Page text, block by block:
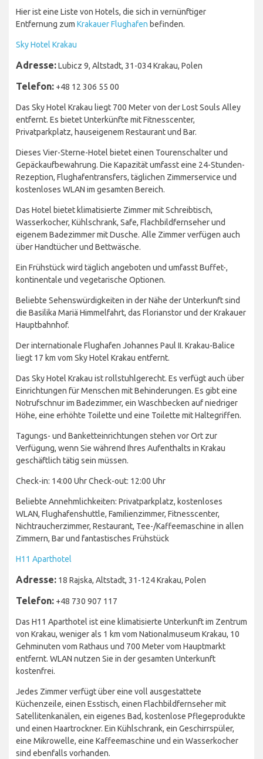
Hier ist eine Liste von Hotels, die sich in vernünftiger
Entfernung zum Krakauer Flughafen befinden.
Sky Hotel Krakau
Adresse:Lubicz 9, Altstadt, 31-034 Krakau, Polen
Telefon: +48 12 306 55 00
Das Sky Hotel Krakau liegt 700 Meter von der Lost Souls Alley
entfernt. Es bietet Unterkünfte mit Fitnesscenter,
Privatparkplatz, hauseigenem Restaurant und Bar.
Dieses Vier-Sterne-Hotel bietet einen Tourenschalter und
Gepäckaufbewahrung. Die Kapazität umfasst eine 24-Stunden-
Rezeption, Flughafentransfers, täglichen Zimmerservice und
kostenloses WLAN im gesamten Bereich.
Das Hotel bietet klimatisierte Zimmer mit Schreibtisch,
Wasserkocher, Kühlschrank, Safe, Flachbildfernseher und
eigenem Badezimmer mit Dusche. Alle Zimmer verfügen auch
über Handtücher und Bettwäsche.
Ein Frühstück wird täglich angeboten und umfasst Buffet-,
kontinentale und vegetarische Optionen.
Beliebte Sehenswürdigkeiten in der Nähe der Unterkunft sind
die Basilika Mariä Himmelfahrt, das Florianstor und der Krakauer
Hauptbahnhof.
Der internationale Flughafen Johannes Paul II. Krakau-Balice
liegt 17 km vom Sky Hotel Krakau entfernt.
Das Sky Hotel Krakau ist rollstuhlgerecht. Es verfügt auch über
Einrichtungen für Menschen mit Behinderungen. Es gibt eine
Notrufschnur im Badezimmer, ein Waschbecken auf niedriger
Höhe, eine erhöhte Toilette und eine Toilette mit Haltegriffen.
Tagungs- und Banketteinrichtungen stehen vor Ort zur
Verfügung, wenn Sie während Ihres Aufenthalts in Krakau
geschäftlich tätig sein müssen.
Check-in: 14:00 Uhr Check-out: 12:00 Uhr
Beliebte Annehmlichkeiten: Privatparkplatz, kostenloses
WLAN, Flughafenshuttle, Familienzimmer, Fitnesscenter,
Nichtraucherzimmer, Restaurant, Tee-/Kaffeemaschine in allen
Zimmern, Bar und fantastisches Frühstück
H11 Aparthotel
Adresse: 18 Rajska, Altstadt, 31-124 Krakau, Polen
Telefon: +48 730 907 117
Das H11 Aparthotel ist eine klimatisierte Unterkunft im Zentrum
von Krakau, weniger als 1 km vom Nationalmuseum Krakau, 10
Gehminuten vom Rathaus und 700 Meter vom Hauptmarkt
entfernt. WLAN nutzen Sie in der gesamten Unterkunft
kostenfrei.
Jedes Zimmer verfügt über eine voll ausgestattete
Küchenzeile, einen Esstisch, einen Flachbildfernseher mit
Satellitenkanälen, ein eigenes Bad, kostenlose Pflegeprodukte
und einen Haartrockner. Ein Kühlschrank, ein Geschirrspüler,
eine Mikrowelle, eine Kaffeemaschine und ein Wasserkocher
sind ebenfalls vorhanden.